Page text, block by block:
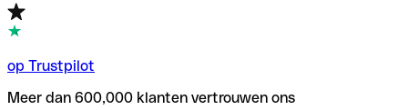
op Trustpilot
Meer dan 600,000 klanten vertrouwen ons